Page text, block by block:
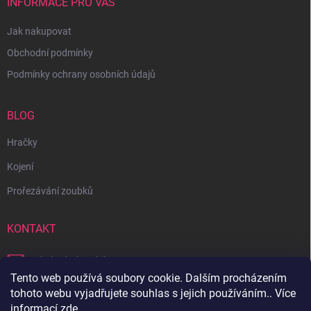
Tento web používá soubory cookie. Dalším procházením
tohoto webu vyjadřujete souhlas s jejich používáním.. Více
Jak nakupovat
Obchodní podmínky
Podmínky ochrany osobních údajů
BLOG
Hračky
Kojení
Prořezávání zoubků
KONTAKT
obchod bambilon.cz
+420 728 355 665